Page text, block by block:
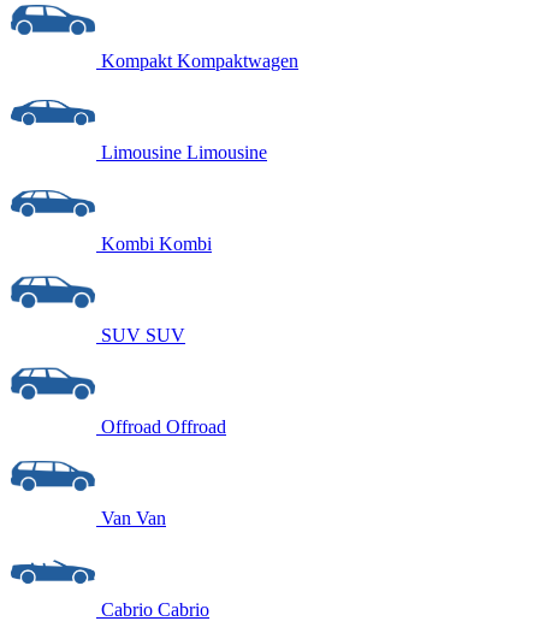
Kompakt Kompaktwagen
Limousine Limousine
Kombi Kombi
SUV SUV
Offroad Offroad
Van Van
Cabrio Cabrio